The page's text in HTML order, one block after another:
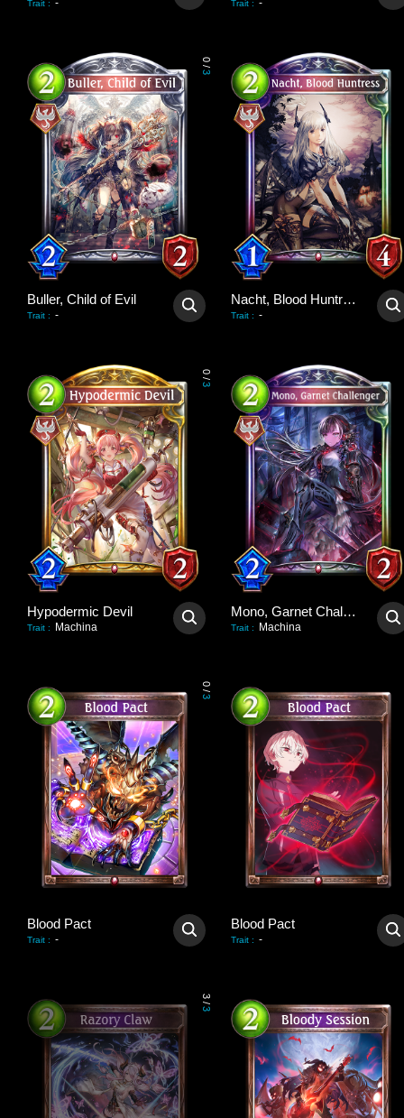
Trait : - Trait : -
0
/
3
Buller, Child of Evil
Trait : -
Nacht, Blood Huntress
Trait : -
0
/
3
Hypodermic Devil
Trait : Machina
Mono, Garnet Challenger
Trait : Machina
0
/
3
Blood Pact
Trait : -
Blood Pact
Trait : -
3
/
3